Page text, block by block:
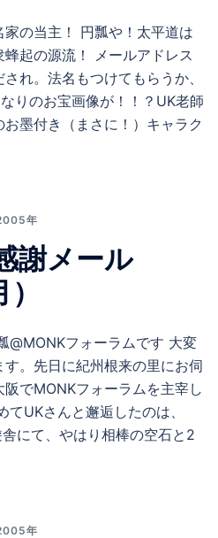
の当主！ 円瓢や！太平道は
起の源流！ メールアドレス
れ。法名もつけてもらうか、
りのお宝画像が！！？UK老師
墨付き（まさに！）キャラク
年
謝メール
@MONKフォーラムです 大変
。先日に紀州根来の里にお伺
でMONKフォーラムを主宰し
UKさんと邂逅したのは、
にて、やはり相棒の空石と2
年